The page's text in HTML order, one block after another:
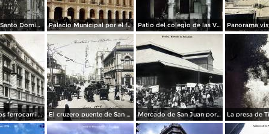
La Iglesia de Santo Domingo. Palacio Municipal por el fotografo Hugo Brehme.. Patio del colegio de las Vizcainas por el fotografo Hugo Brehme.
Edicicio de los ferrocarriles. El cruzero puente de San Francisco y Guardiola por el fotografo Felix Miret. Mercado de San Juan por el fotografo Felix Miret